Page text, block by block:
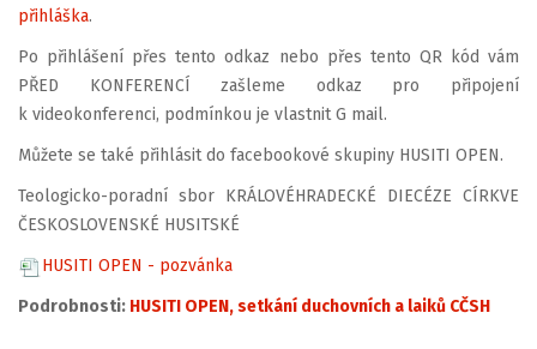
přihláška.
Po přihlášení přes tento odkaz nebo přes tento QR kód vám
PŘED KONFERENCÍ zašleme odkaz pro připojení
k videokonferenci, podmínkou je vlastnit G mail.
Můžete se také přihlásit do facebookové skupiny HUSITI OPEN.
Teologicko-poradní sbor KRÁLOVÉHRADECKÉ DIECÉZE CÍRKVE
ČESKOSLOVENSKÉ HUSITSKÉ
HUSITI OPEN - pozvánka
Podrobnosti: HUSITI OPEN, setkání duchovních a laiků CČSH